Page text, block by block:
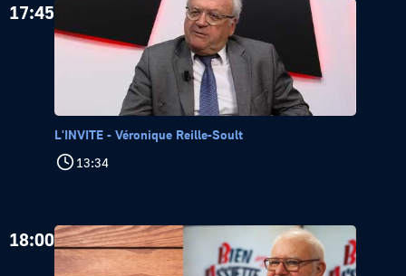
17:45
L'INVITE - Véronique Reille-Soult
13:34
18:00